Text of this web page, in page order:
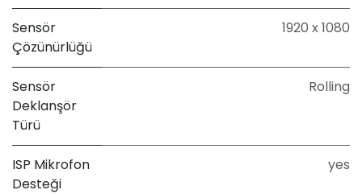
Sensör
Çözünürlüğü
1920 x 1080
Sensör
Deklanşör
Türü
Rolling
ISP Mikrofon
Desteği
yes